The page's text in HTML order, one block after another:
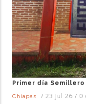
Primer día
Chiapas
/ 23 Jul 26 / 0